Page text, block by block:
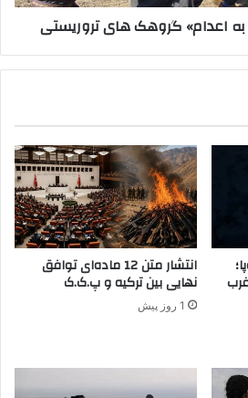
اعدام» گروهک های تروریستی
انتشار متن 12 ماده‌ای توافق
نهایی بین ترکیه و پ.ک.ک
1 روز پیش